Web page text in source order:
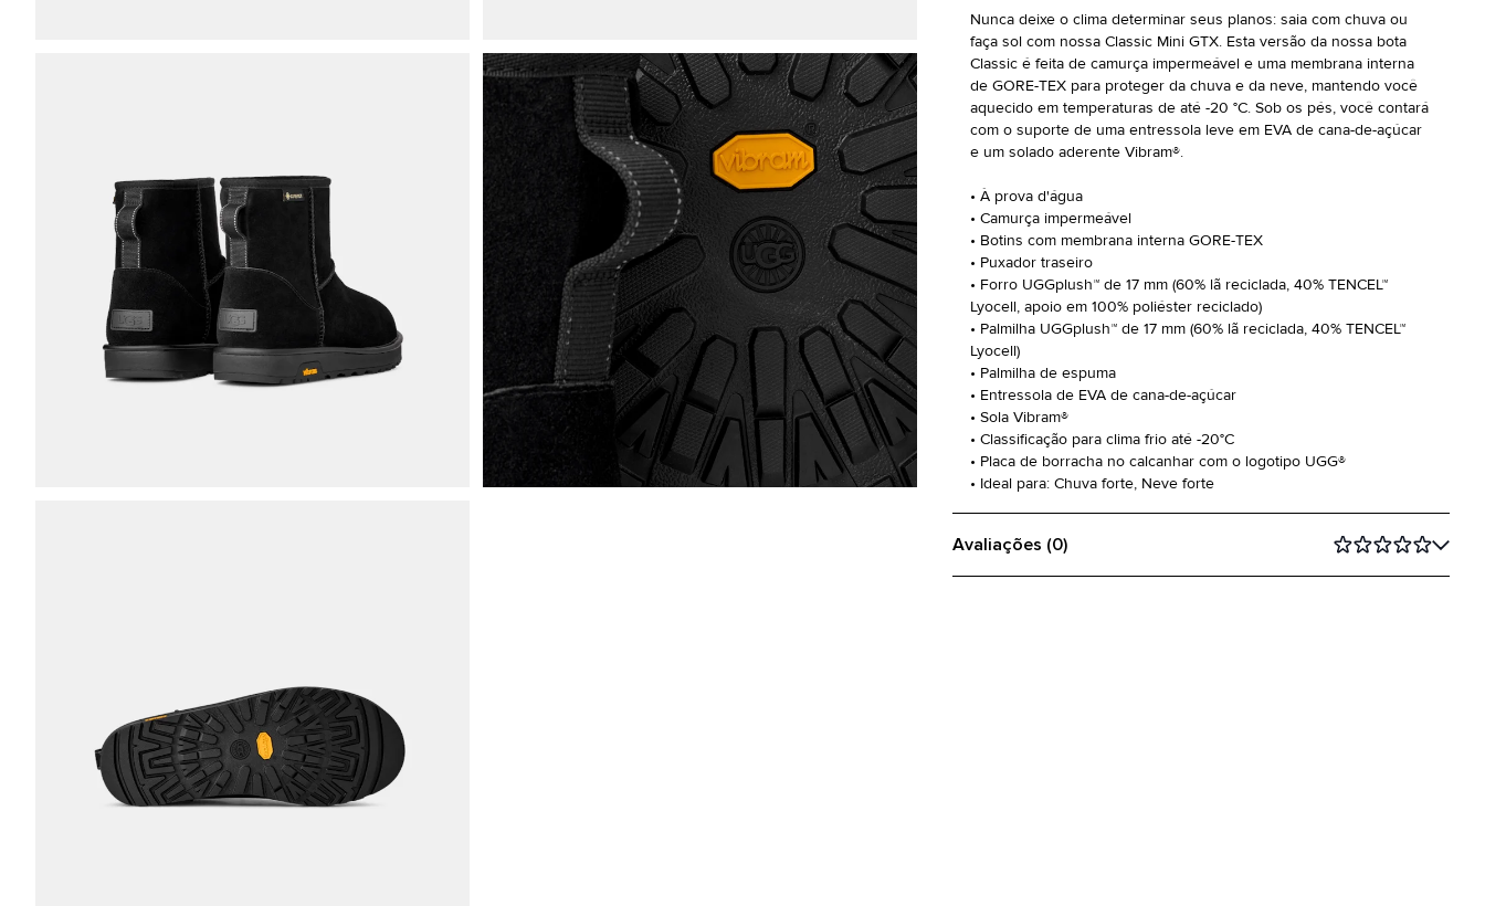
Nunca deixe o clima determinar seus planos: saia com chuva ou
faça sol com nossa Classic Mini GTX. Esta versão da nossa bota
Classic é feita de camurça impermeável e uma membrana interna
de GORE-TEX para proteger da chuva e da neve, mantendo você
aquecido em temperaturas de até -20 °C. Sob os pés, você contará
com o suporte de uma entressola leve em EVA de cana-de-açúcar
e um solado aderente Vibram®.
• À prova d'água
• Camurça impermeável
• Botins com membrana interna GORE-TEX
• Puxador traseiro
• Forro UGGplush™ de 17 mm (60% lã reciclada, 40% TENCEL™
Lyocell, apoio em 100% poliéster reciclado)
• Palmilha UGGplush™ de 17 mm (60% lã reciclada, 40% TENCEL™
Lyocell)
• Palmilha de espuma
• Entressola de EVA de cana-de-açúcar
• Sola Vibram®
• Classificação para clima frio até -20°C
• Placa de borracha no calcanhar com o logotipo UGG®
• Ideal para: Chuva forte, Neve forte
Avaliações (0)